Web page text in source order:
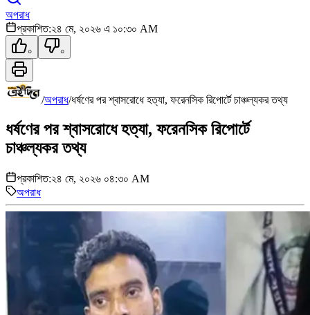
অপরাধ
প্রকাশিত:২৪ মে, ২০২৬ এ ১০:৩০ AM
০ ০
/অপরাধ/ধর্ষণের পর শ্বাসরোধে হত্যা, ফরেনসিক রিপোর্টে চাঞ্চল্যকর তথ্য
ধর্ষণের পর শ্বাসরোধে হত্যা, ফরেনসিক রিপোর্টে
চাঞ্চল্যকর তথ্য
প্রকাশিত:২৪ মে, ২০২৬ ০৪:৩০ AM
অপরাধ